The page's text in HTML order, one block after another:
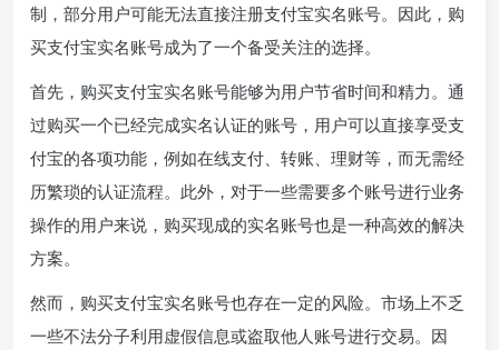
制，部分用户可能无法直接注册支付宝实名账号。因此，购
买支付宝实名账号成为了一个备受关注的选择。
首先，购买支付宝实名账号能够为用户节省时间和精力。通
过购买一个已经完成实名认证的账号，用户可以直接享受支
付宝的各项功能，例如在线支付、转账、理财等，而无需经
历繁琐的认证流程。此外，对于一些需要多个账号进行业务
操作的用户来说，购买现成的实名账号也是一种高效的解决
方案。
然而，购买支付宝实名账号也存在一定的风险。市场上不乏
一些不法分子利用虚假信息或盗取他人账号进行交易。因